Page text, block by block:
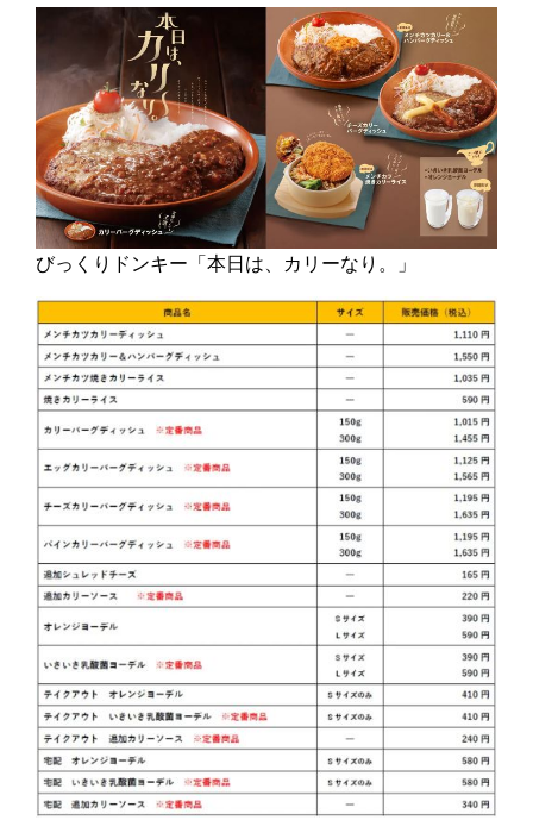
びっくりドンキー「本日は、カリーなり。」